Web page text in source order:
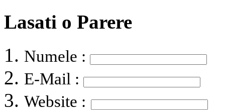
Lasati o Parere
Numele :
E-Mail :
Website :